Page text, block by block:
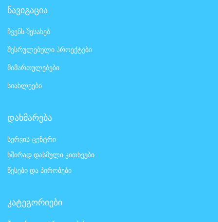
ნავიგაცია
ჩვენს შესახებ
შესრულებული პროექტები
მიმართულებები
სიახლეები
დახმარება
სერვის-ცენტრი
ხშირად დასმული კითხვები
წესები და პირობები
კატეგორიები